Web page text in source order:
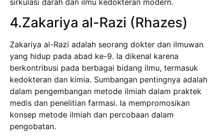
4.Zakariya al-Razi (Rhazes)
Zakariya al-Razi adalah seorang dokter dan ilmuwan
yang hidup pada abad ke-9. Ia dikenal karena
berkontribusi pada berbagai bidang ilmu, termasuk
kedokteran dan kimia. Sumbangan pentingnya adalah
dalam pengembangan metode ilmiah dalam praktek
medis dan penelitian farmasi. Ia mempromosikan
konsep metode ilmiah dan percobaan dalam
pengobatan.